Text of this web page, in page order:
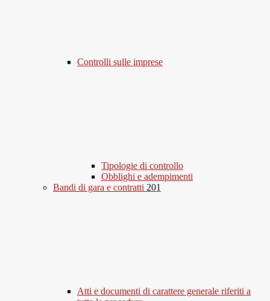
Controlli sulle imprese
Tipologie di controllo
Obblighi e adempimenti
Bandi di gara e contratti 201
Atti e documenti di carattere generale riferiti a